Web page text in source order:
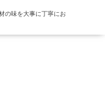
の味を大事に丁寧にお